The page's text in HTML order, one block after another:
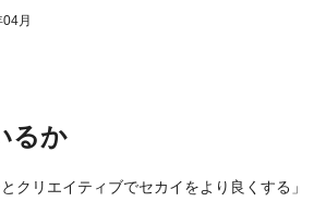
るか
クリエイティブでセカイをより良くする」
月